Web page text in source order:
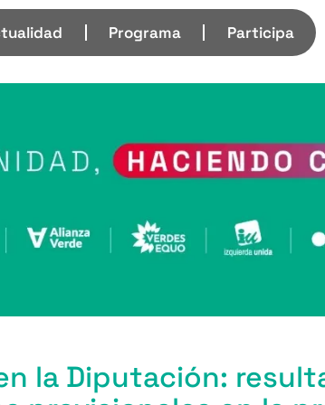
Programa Participa
la Diputación: